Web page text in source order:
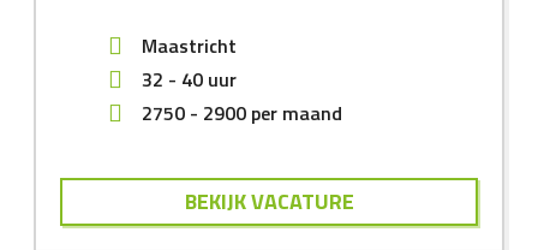
Maastricht
32 - 40 uur
2750 - 2900 per maand
BEKIJK VACATURE